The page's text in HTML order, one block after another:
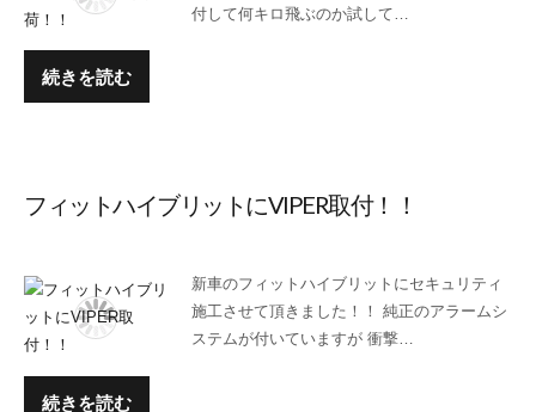
付して何キロ飛ぶのか試して…
続きを読む
フィットハイブリットにVIPER取付！！
新車のフィットハイブリットにセキュリティ
施工させて頂きました！！ 純正のアラームシ
ステムが付いていますが 衝撃…
続きを読む